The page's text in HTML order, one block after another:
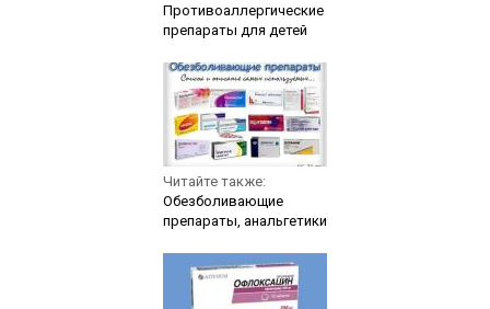
Противоаллергические
препараты для детей
Читайте также:
Обезболивающие
препараты, анальгетики